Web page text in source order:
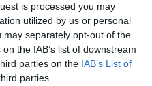
is processed you may
utilized by us or personal
may separately opt-out of the
the IAB’s list of downstream
parties on the IAB’s List of
parties.